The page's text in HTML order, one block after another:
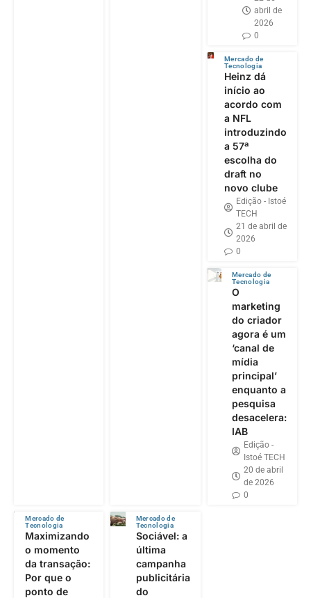
abril de
2026
0
Mercado de
Tecnologia
Heinz dá
início ao
acordo com
a NFL
introduzindo
a 57ª
escolha do
draft no
novo clube
Edição - Istoé
TECH
21 de abril de
2026
0
Mercado de
Tecnologia
O
marketing
do criador
agora é um
‘canal de
mídia
principal’
enquanto a
pesquisa
desacelera:
IAB
Edição -
Istoé TECH
20 de abril
de 2026
0
Mercado de
Tecnologia
Maximizando
o momento
da transação:
Por que o
ponto de
Mercado de
Tecnologia
Sociável: a
última
campanha
publicitária
do